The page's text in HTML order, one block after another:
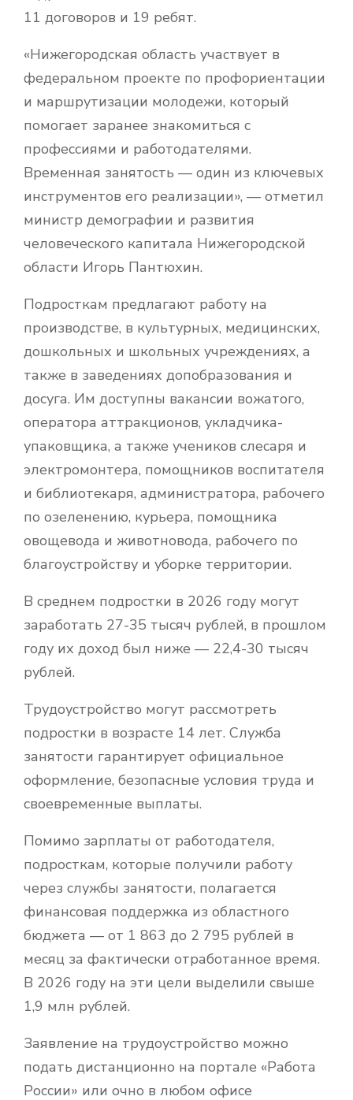
11 договоров и 19 ребят.
«Нижегородская область участвует в
федеральном проекте по профориентации
и маршрутизации молодежи, который
помогает заранее знакомиться с
профессиями и работодателями.
Временная занятость — один из ключевых
инструментов его реализации», — отметил
министр демографии и развития
человеческого капитала Нижегородской
области Игорь Пантюхин.
Подросткам предлагают работу на
производстве, в культурных, медицинских,
дошкольных и школьных учреждениях, а
также в заведениях допобразования и
досуга. Им доступны вакансии вожатого,
оператора аттракционов, укладчика-
упаковщика, а также учеников слесаря и
электромонтера, помощников воспитателя
и библиотекаря, администратора, рабочего
по озеленению, курьера, помощника
овощевода и животновода, рабочего по
благоустройству и уборке территории.
В среднем подростки в 2026 году могут
заработать 27-35 тысяч рублей, в прошлом
году их доход был ниже — 22,4-30 тысяч
рублей.
Трудоустройство могут рассмотреть
подростки в возрасте 14 лет. Служба
занятости гарантирует официальное
оформление, безопасные условия труда и
своевременные выплаты.
Помимо зарплаты от работодателя,
подросткам, которые получили работу
через службы занятости, полагается
финансовая поддержка из областного
бюджета — от 1 863 до 2 795 рублей в
месяц за фактически отработанное время.
В 2026 году на эти цели выделили свыше
1,9 млн рублей.
Заявление на трудоустройство можно
подать дистанционно на портале «Работа
России» или очно в любом офисе